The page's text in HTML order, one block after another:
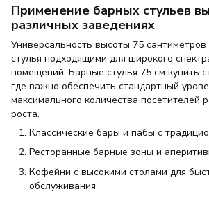
Применение барных стульев
различных заведениях
Универсальность высоты 75 сантиметров
стулья подходящими для широкого
помещений. Барные стулья 75 см купить
где важно обеспечить стандартный
максимального количества посетителей
роста.
Классические бары и пабы с
Ресторанные барные зоны и
Кофейни с высокими столами для
обслуживания